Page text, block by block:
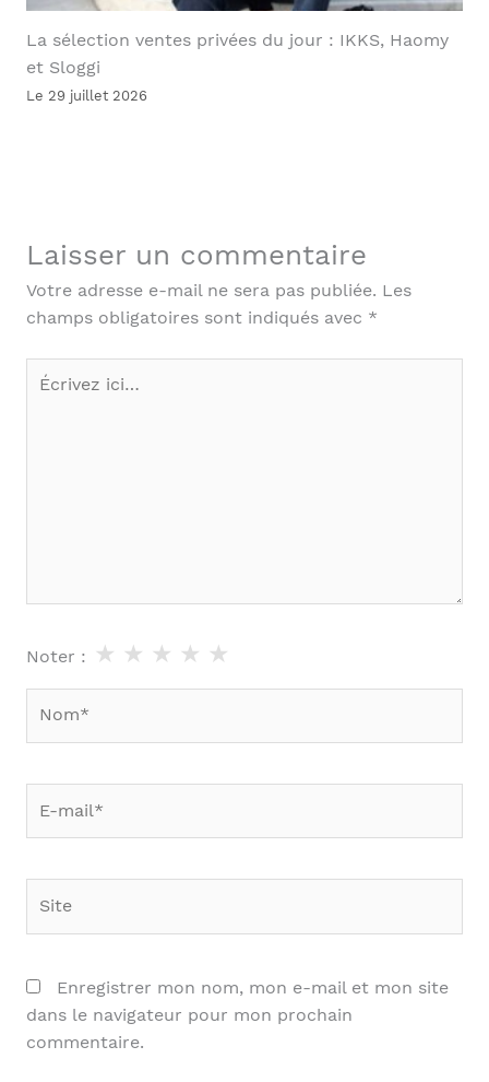
La sélection ventes privées du jour : IKKS, Haomy
et Sloggi
Le 29 juillet 2026
Laisser un commentaire
Votre adresse e-mail ne sera pas publiée. Les
champs obligatoires sont indiqués avec *
Écrivez
Noter : ★
★
★
★
★
mail*
Enregistrer mon nom, mon e-mail et mon site
dans le navigateur pour mon prochain
commentaire.